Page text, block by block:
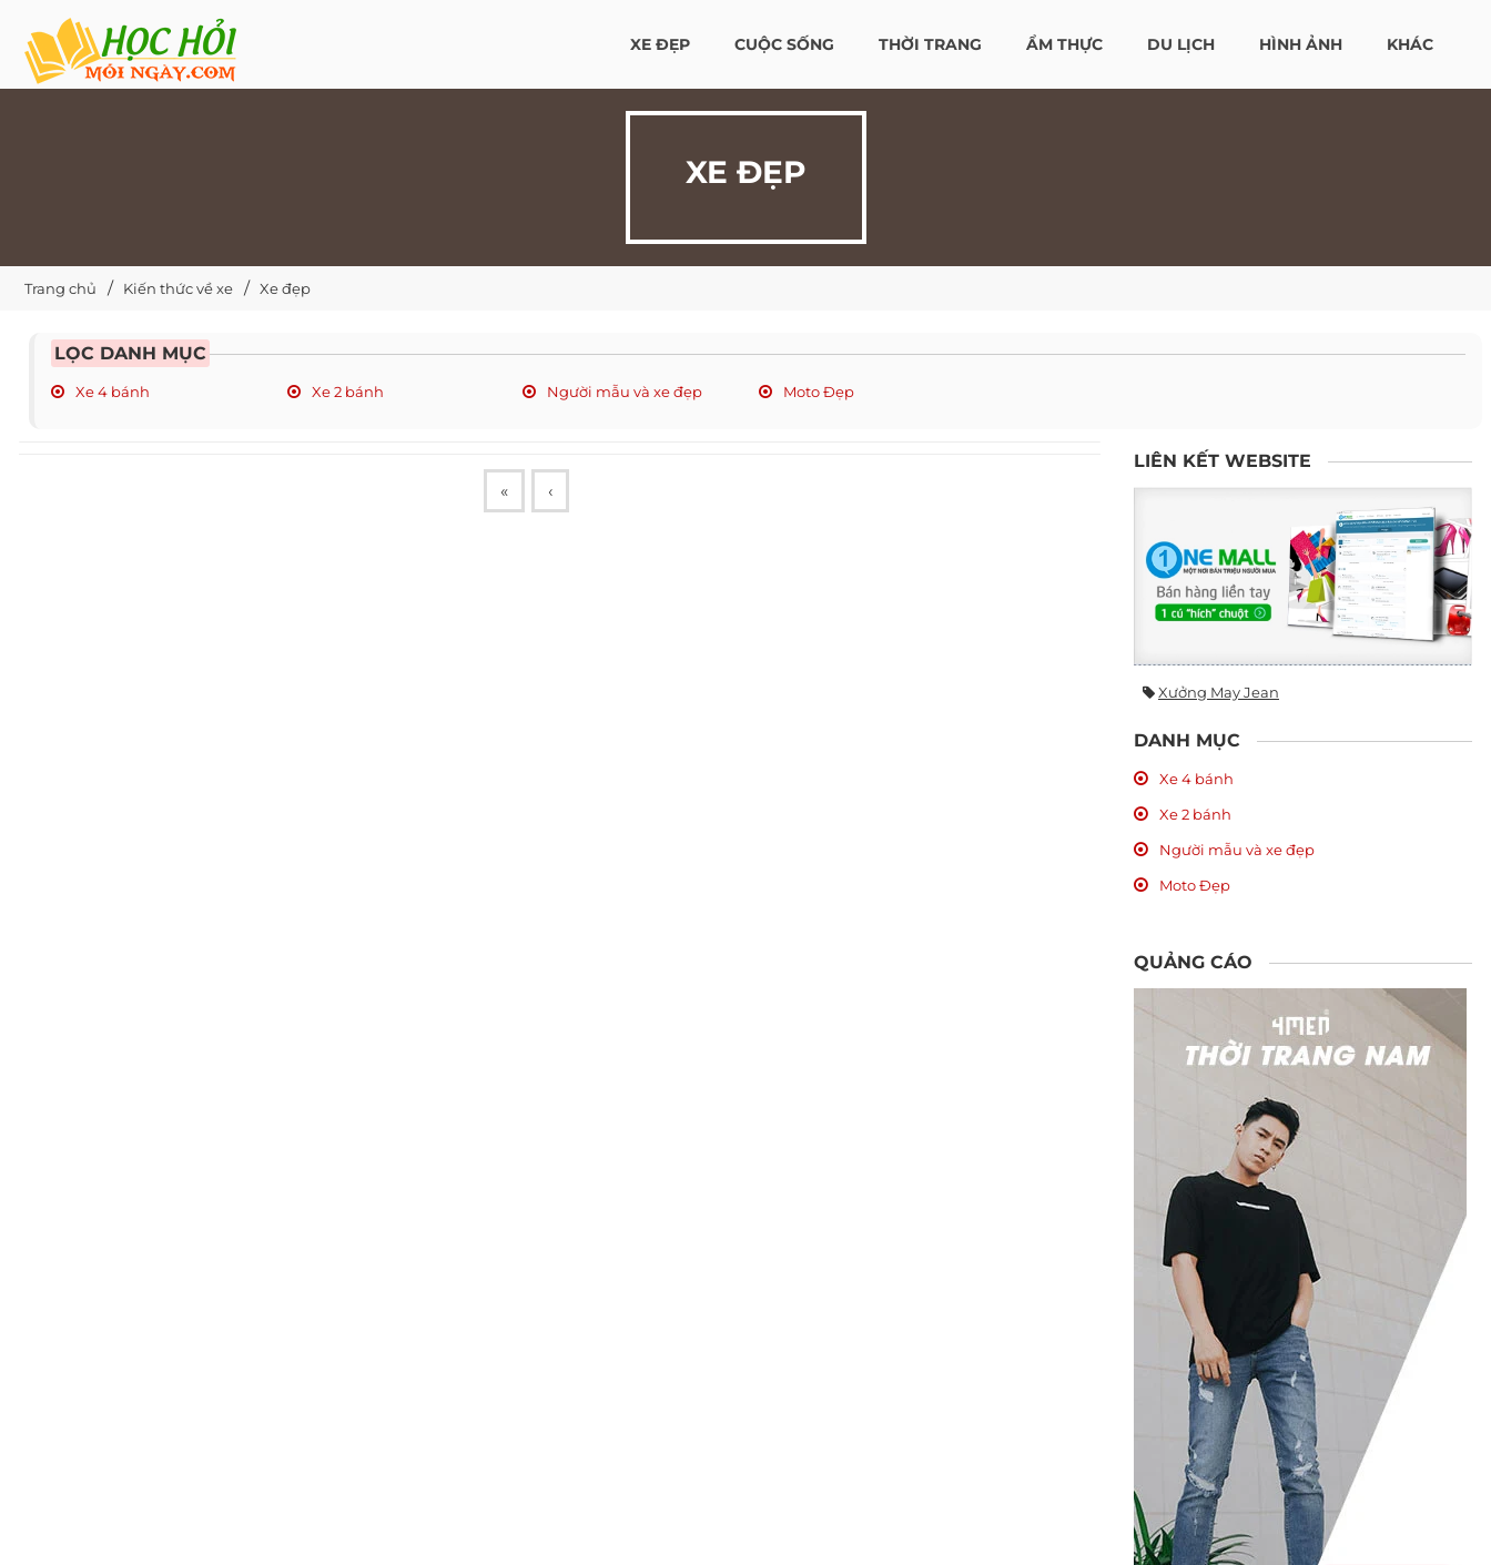
XE ĐẸP CUỘC SỐNG THỜI TRANG ẨM THỰC DU LỊCH HÌNH ẢNH KHÁC
XE ĐẸP
Trang chủ Kiến thức về xe Xe đẹp
LỌC DANH MỤC
Xe 4 bánh Xe 2 bánh Người mẫu và xe đẹp Moto Đẹp
« ‹
LIÊN KẾT WEBSITE
Xưởng May Jean
DANH MỤC
Xe 4 bánh
Xe 2 bánh
Người mẫu và xe đẹp
Moto Đẹp
QUẢNG CÁO